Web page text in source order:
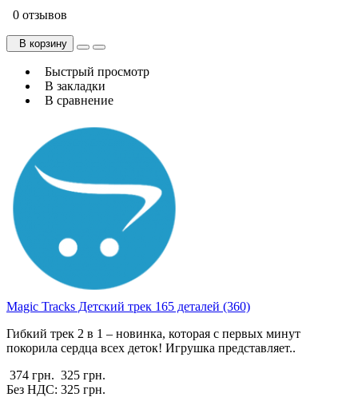
0 отзывов
В корзину
Быстрый просмотр
В закладки
В сравнение
Magic Tracks Детский трек 165 деталей (360)
Гибкий трек 2 в 1 – новинка, которая с первых минут
покорила сердца всех деток! Игрушка представляет..
374 грн. 325 грн.
Без НДС: 325 грн.